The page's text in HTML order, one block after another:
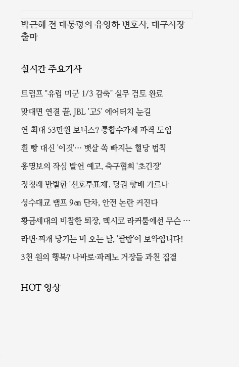
박근혜 전 대통령의 유영하 변호사, 대구시장
출마
실시간 주요기사
트럼프 "유럽 미군 1/3 감축" 실무 검토 완료
맞대면 연결 끝, JBL '고5' 에어터치 눈길
연 최대 53만원 보너스? 통합수가제 파격 도입
흰 빵 대신 '이것'… 뱃살 쏙 빠지는 혈당 법칙
홍명보의 작심 발언 예고, 축구협회 '초긴장'
정청래 반발한 '선호투표제', 당권 향배 가르나
성수대교 램프 9㎝ 단차, 안전 논란 커진다
황금세대의 비참한 퇴장, 멕시코 라커룸에선 무슨 일
이?
라면·찌개 당기는 비 오는 날, '팥밥'이 보약입니다!
3천 원의 행복? 나바로·파레노 거장들 과천 집결
HOT 영상